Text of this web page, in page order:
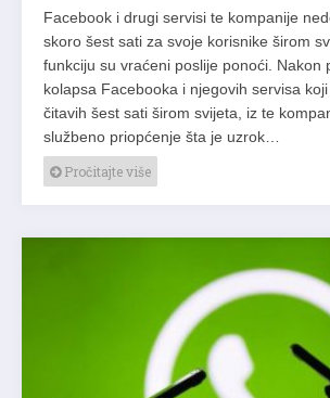
Facebook i drugi servisi te kompanije
skoro šest sati za svoje korisnike širom
funkciju su vraćeni poslije ponoći. Nakon
kolapsa Facebookа i njegovih servisa
čitavih šest sati širom svijeta, iz te
službeno priopćenje šta je uzrok…
Pročitajte više